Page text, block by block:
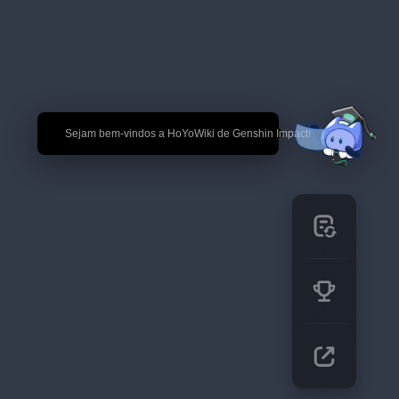
🎉 Sejam bem-vindos a HoYoWiki de Genshin Impact!